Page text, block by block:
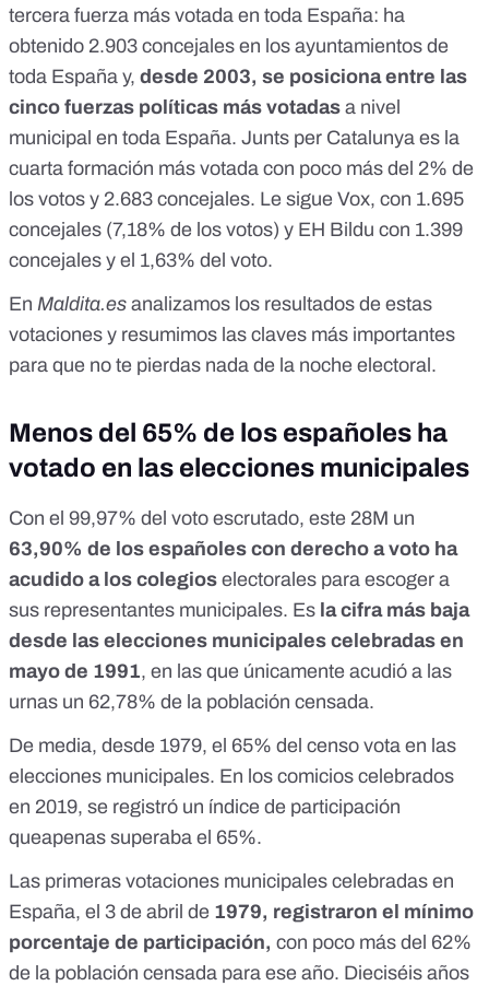
tercera fuerza más votada en toda España: ha
obtenido 2.903 concejales en los ayuntamientos de
toda España y, desde 2003, se posiciona entre las
cinco fuerzas políticas más votadas a nivel
municipal en toda España. Junts per Catalunya es la
cuarta formación más votada con poco más del 2% de
los votos y 2.683 concejales. Le sigue Vox, con 1.695
concejales (7,18% de los votos) y EH Bildu con 1.399
concejales y el 1,63% del voto.
En Maldita.es analizamos los resultados de estas
votaciones y resumimos las claves más importantes
para que no te pierdas nada de la noche electoral.
Menos del 65% de los españoles ha
votado en las elecciones municipales
Con el 99,97% del voto escrutado, este 28M un
63,90% de los españoles con derecho a voto ha
acudido a los colegios electorales para escoger a
sus representantes municipales. Es la cifra más baja
desde las elecciones municipales celebradas en
mayo de 1991, en las que únicamente acudió a las
urnas un 62,78% de la población censada.
De media, desde 1979, el 65% del censo vota en las
elecciones municipales. En los comicios celebrados
en 2019, se registró un índice de participación
queapenas superaba el 65%.
Las primeras votaciones municipales celebradas en
España, el 3 de abril de 1979, registraron el mínimo
porcentaje de participación, con poco más del 62%
de la población censada para ese año. Dieciséis años